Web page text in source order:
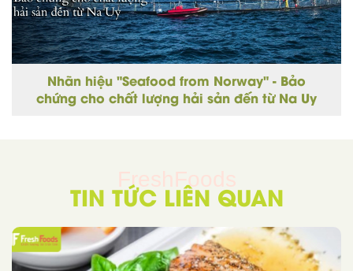
Nhãn hiệu "Seafood from Norway" - Bảo
chứng cho chất lượng hải sản đến từ Na Uy
FreshFoods
TIN TỨC LIÊN QUAN